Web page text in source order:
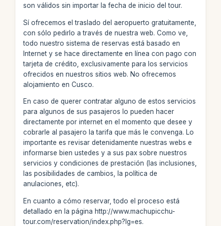
son válidos sin importar la fecha de inicio del tour.
Sí ofrecemos el traslado del aeropuerto gratuitamente,
con sólo pedirlo a través de nuestra web. Como ve,
todo nuestro sistema de reservas está basado en
Internet y se hace directamente en línea con pago con
tarjeta de crédito, exclusivamente para los servicios
ofrecidos en nuestros sitios web. No ofrecemos
alojamiento en Cusco.
En caso de querer contratar alguno de estos servicios
para algunos de sus pasajeros lo pueden hacer
directamente por internet en el momento que desee y
cobrarle al pasajero la tarifa que más le convenga. Lo
importante es revisar detenidamente nuestras webs e
informarse bien ustedes y a sus pax sobre nuestros
servicios y condiciones de prestación (las inclusiones,
las posibilidades de cambios, la política de
anulaciones, etc).
En cuanto a cómo reservar, todo el proceso está
detallado en la página http://www.machupicchu-
tour.com/reservation/index.php?lg=es.